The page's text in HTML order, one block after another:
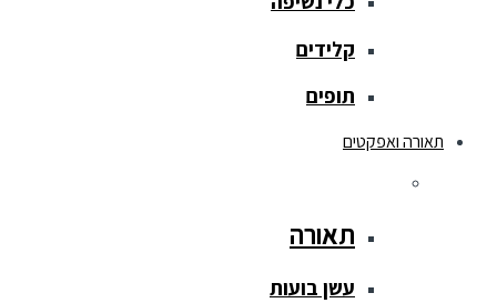
קלידים
תופים
תאורה ואפקטים
תאורה
עשן בועות